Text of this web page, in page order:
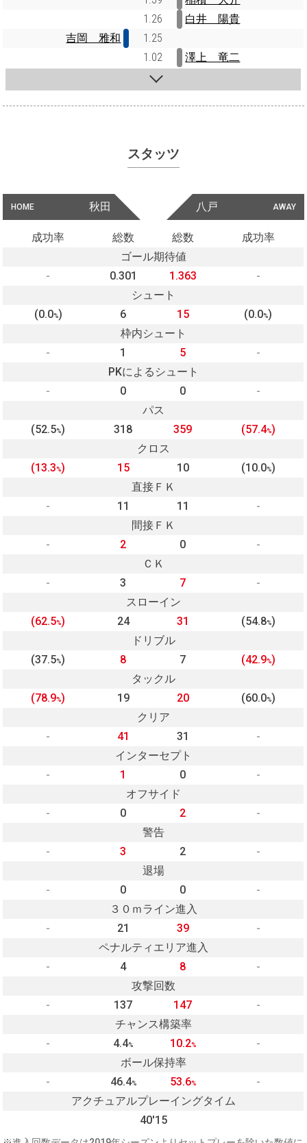
1.26
白井 陽貴
吉岡 雅和
1.25
1.02
澤上 竜二
スタッツ
HOME 秋田 AWAY
八戸
成功率 総数 総数
成功率
ゴール期待値
-
0.301 1.363
-
シュート
(0.0%) 6 15 (0.0%)
枠内シュート
-
1 5
-
PKによるシュート
-
0 0
-
パス
(52.5%) 318 359 (57.4%)
クロス
(13.3%) 15 10 (10.0%)
直接ＦＫ
-
11 11
-
間接ＦＫ
-
2 0
-
ＣＫ
-
3 7
-
スローイン
(62.5%) 24 31 (54.8%)
ドリブル
(37.5%) 8 7 (42.9%)
タックル
(78.9%) 19 20 (60.0%)
クリア
-
41 31
-
インターセプト
-
1 0
-
オフサイド
-
0 2
-
警告
-
3 2
-
退場
-
0 0
-
３０ｍライン進入
-
21 39
-
ペナルティエリア進入
-
4 8
-
攻撃回数
-
137 147
-
チャンス構築率
-
4.4% 10.2%
-
ボール保持率
-
46.4% 53.6%
-
アクチュアルプレーイングタイム
40'15